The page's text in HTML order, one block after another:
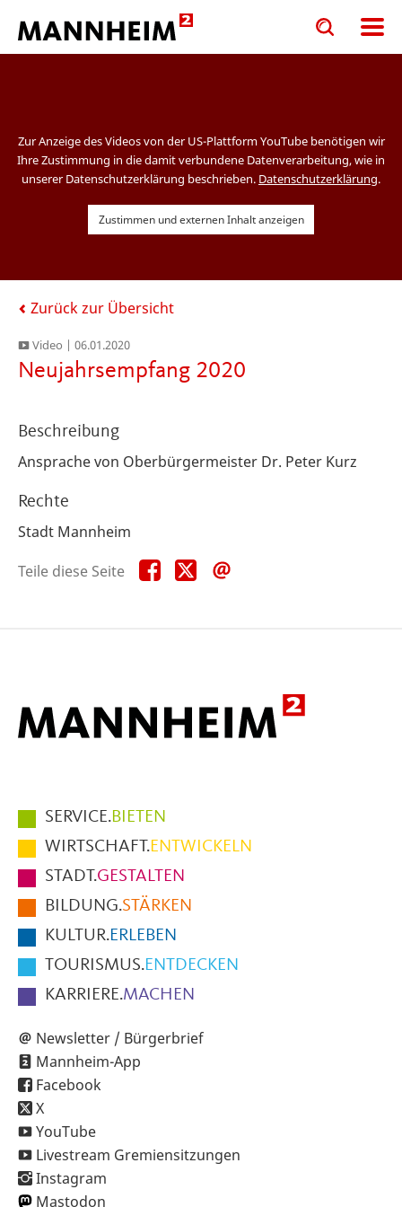
Toggle
search
input
Toggle
search
input
Zur Anzeige des Videos von der US-Plattform YouTube benötigen wir
Ihre Zustimmung in die damit verbundene Datenverarbeitung, wie in
unserer Datenschutzerklärung beschrieben. Datenschutzerklärung.
Zustimmen und externen Inhalt anzeigen
Zurück zur Übersicht
Video | 06.01.2020
Neujahrsempfang 2020
Beschreibung
Ansprache von Oberbürgermeister Dr. Peter Kurz
Rechte
Stadt Mannheim
Teile diese Seite
Teile
diese
Teile
diese
Hauptmenüpunkte
im
Fußbereich
der
Seite
SERVICE.BIETEN
WIRTSCHAFT.ENTWICKELN
STADT.GESTALTEN
BILDUNG.STÄRKEN
KULTUR.ERLEBEN
TOURISMUS.ENTDECKEN
KARRIERE.MACHEN
Newsletter / Bürgerbrief
Mannheim-App
Facebook
X
YouTube
Livestream Gremiensitzungen
Instagram
Mastodon